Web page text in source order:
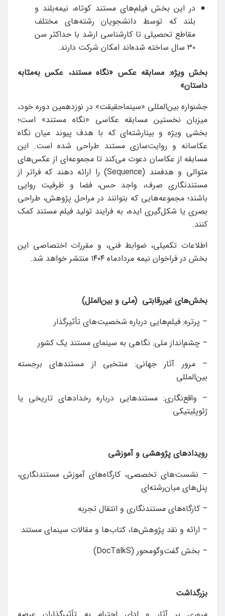
در این بخش فیلم‌های مستند کوتاه، نیمه‌بلند و
بلند که توسط دانشجویان رشته‌های مختلف
مقاطع تحصیلی تا کارشناسی ارشد با حداکثر سن
۳۰ سال ساخته شده‌اند امکان شرکت دارند.
بخش ویژه: مسابقه عکس «نگاه مستند، عکس به‌مثابه
داستان»
جشنواره بین‌المللی «سینماحقیقت» در نوزدهمین دوره خود،
میزبان نخستین مسابقه‌ عکاسی «نگاه مستند» است؛
بخشی ویژه و بینارشته‌ای که با هدف پیوند میان نگاه
عکاسانه و روایت‌سازی مستند طراحی شده است. این
مسابقه از عکاسان دعوت می‌کند تا مجموعه‌ای از عکس‌های
متوالی و هدفمند (Sequence) را ارائه دهند که فراتر از
مستندنگاری صرف، واجد حس، فضا و ظرفیت روایی
باشند؛ مجموعه‌هایی که بتوانند در مراحل پژوهش، طراحی
بصری یا شکل‌گیری ایده، به فرایند تولید فیلم مستند کمک
کنند.
اطلاعات تکمیلی، ضوابط فنی، و مقررات اختصاصی این
بخش در فراخوان نیمه مردادماه ۱۴۰۴ منتشر خواهد شد
.
بخش‌های‌ غیررقابتی (ملی و بین‌‎الملل)
– پرتره: فیلم‌هایی درباره شخصیت‌های تأثیرگذار
– چشم‌انداز ملی: نگاهی به سینمای مستند یک کشور
– مرور آثار جهانی: منتخبی از مستندهای برجسته
بین‌المللی
– واقع‌نگاری: مستندهایی درباره رخدادهای تاریخی یا
ژئوپلیتیکی
رویدادهای پژوهشی و آموزشی
– نشست‌های تخصصی، کارگاه‌های آموزش مستندنگاری،
پنل‌های میان‌رشته‌ای
– کارگاه‌های مستندنگاری و انتقال تجربه
– ارائه و نقد پژوهش‌ها، کتاب‌ها و مقالات سینمای مستند
– بخش گفت‌وگومحور DocTalkS)
)
بزرگداشت